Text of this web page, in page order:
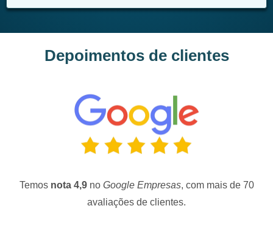
Depoimentos de clientes
Temos nota 4,9 no Google Empresas, com mais de 70
avaliações de clientes.